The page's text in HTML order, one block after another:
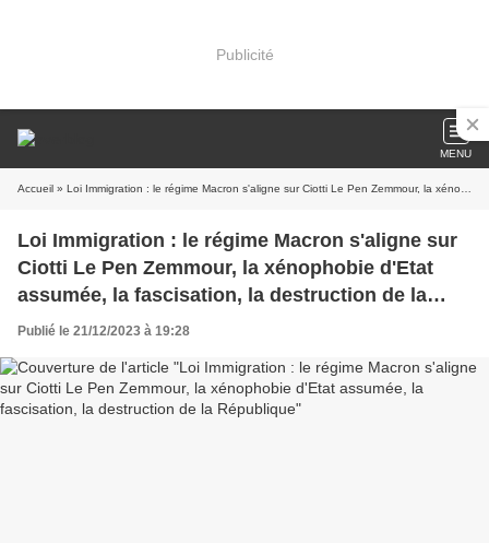
Publicité
MENU
Accueil » Loi Immigration : le régime Macron s'aligne sur Ciotti Le Pen Zemmour, la xénophobie d'Etat assumée, la fascisation, la destruction de la République
Loi Immigration : le régime Macron s'aligne sur
Ciotti Le Pen Zemmour, la xénophobie d'Etat
assumée, la fascisation, la destruction de la
République
Publié le 21/12/2023 à 19:28